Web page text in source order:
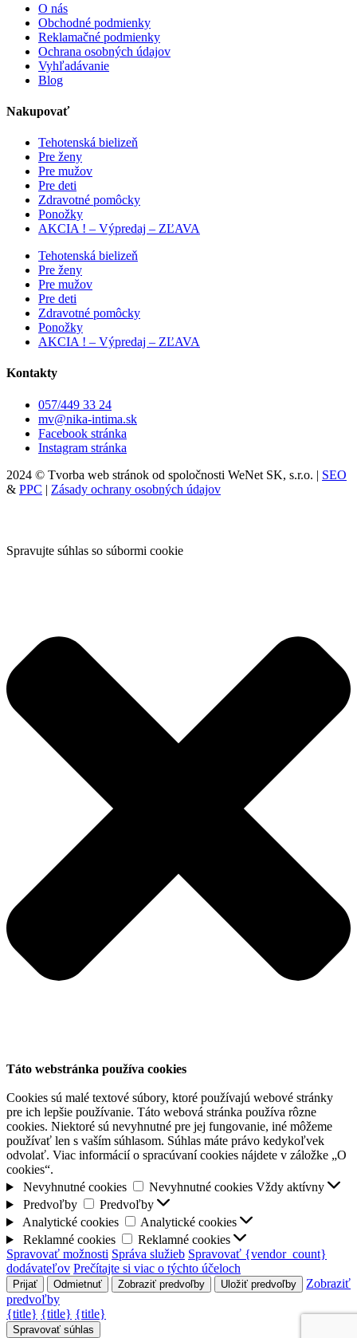
O nás
Obchodné podmienky
Reklamačné podmienky
Ochrana osobných údajov
Vyhľadávanie
Blog
Nakupovať
Tehotenská bielizeň
Pre ženy
Pre mužov
Pre deti
Zdravotné pomôcky
Ponožky
AKCIA ! – Výpredaj – ZĽAVA
Tehotenská bielizeň
Pre ženy
Pre mužov
Pre deti
Zdravotné pomôcky
Ponožky
AKCIA ! – Výpredaj – ZĽAVA
Kontakty
057/449 33 24
mv@nika-intima.sk
Facebook stránka
Instagram stránka
2024 © Tvorba web stránok od spoločnosti WeNet SK, s.r.o. | SEO
& PPC | Zásady ochrany osobných údajov
Spravujte súhlas so súbormi cookie
Táto webstránka používa cookies
Cookies sú malé textové súbory, ktoré používajú webové stránky
pre ich lepšie používanie. Táto webová stránka používa rôzne
cookies. Niektoré sú nevyhnutné pre jej fungovanie, iné môžeme
používať len s vaším súhlasom. Súhlas máte právo kedykoľvek
odvolať. Viac informácií o spracúvaní cookies nájdete v záložke „O
cookies“.
Nevyhnutné cookies
Nevyhnutné cookies Vždy aktívny
Predvoľby
Predvoľby
Analytické cookies
Analytické cookies
Reklamné cookies
Reklamné cookies
Spravovať možnosti Správa služieb Spravovať {vendor_count}
dodávateľov Prečítajte si viac o týchto účeloch
Prijať Odmietnuť Zobraziť predvoľby Uložiť predvoľby
Zobraziť
predvoľby
{title} {title} {title}
Spravovať súhlas